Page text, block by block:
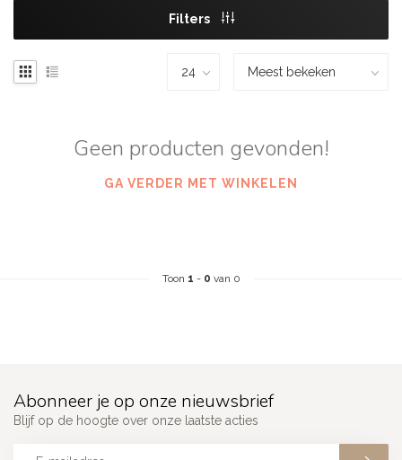
Filters
Geen producten gevonden!
GA VERDER MET WINKELEN
Toon 1 - 0 van 0
Abonneer je op onze nieuwsbrief
Blijf op de hoogte over onze laatste acties